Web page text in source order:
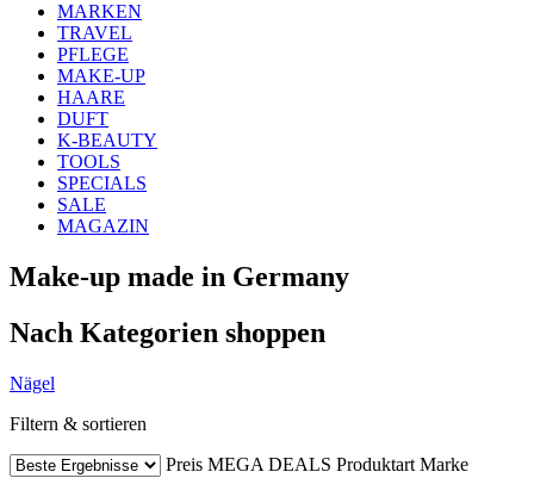
MARKEN
TRAVEL
PFLEGE
MAKE-UP
HAARE
DUFT
K-BEAUTY
TOOLS
SPECIALS
SALE
MAGAZIN
Make-up made in Germany
Nach Kategorien shoppen
Nägel
Filtern & sortieren
Preis MEGA DEALS Produktart Marke